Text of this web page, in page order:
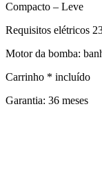
Compacto – Leve
Requisitos elétricos
Motor da bomba:
Carrinho * incluído
Garantia: 36 meses